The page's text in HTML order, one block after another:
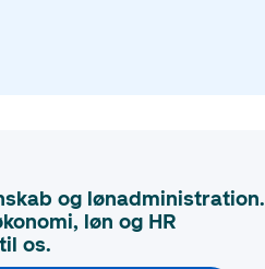
og lønadministration.
løn og HR
os.